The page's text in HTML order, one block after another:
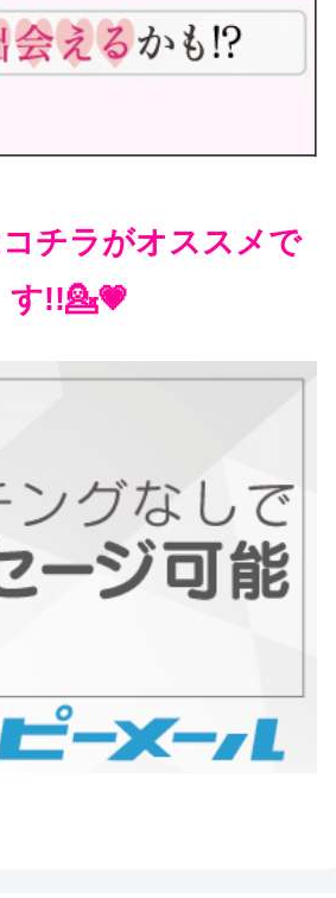
チラがオススメで
す!!💁💗